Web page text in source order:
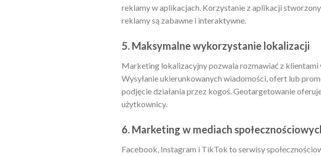
reklamy w aplikacjach. Korzystanie z aplikacji
reklamy są zabawne i interaktywne.
5. Maksymalne wykorzystanie lokalizacji
Marketing lokalizacyjny pozwala rozmawiać z klientami
Wysyłanie ukierunkowanych wiadomości, ofert lub
podjęcie działania przez kogoś. Geotargetowanie
użytkownicy.
6. Marketing w mediach
Facebook, Instagram i TikTok to serwisy